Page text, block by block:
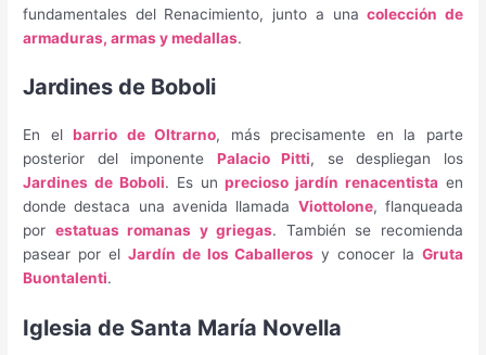
fundamentales del Renacimiento, junto a unacolección de
armaduras, armas y medallas.
Jardines de Boboli
En elbarrio de Oltrarno, más precisamente en la parte
posterior del imponente Palacio Pitti, se despliegan los
Jardines de Boboli. Es unprecioso jardín renacentista en
donde destaca una avenida llamada Viottolone, flanqueada
por estatuas romanas y griegas. También se recomienda
pasear por el Jardín de los Caballeros y conocer la Gruta
Buontalenti.
Iglesia de Santa María Novella